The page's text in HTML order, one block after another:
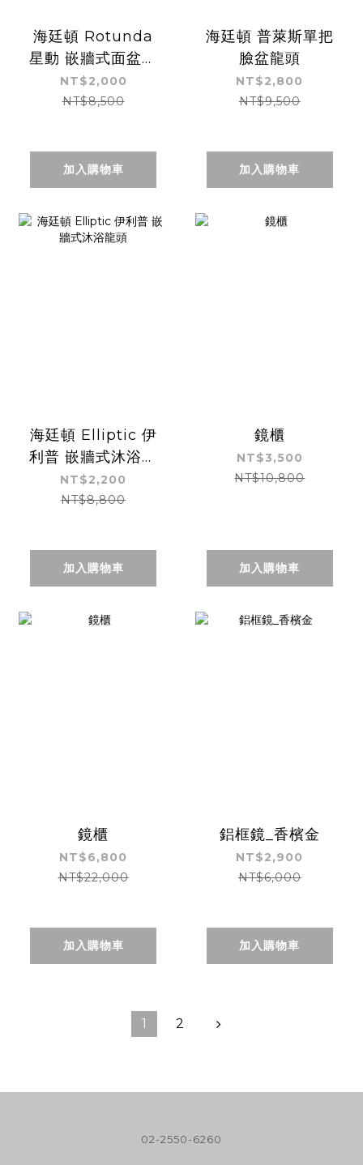
海廷頓 Rotunda
星動 嵌牆式面盆龍
頭
NT$2,000
NT$8,500
加入購物車
海廷頓 普萊斯單把
臉盆龍頭
NT$2,800
NT$9,500
加入購物車
海廷頓 Elliptic 伊
利普 嵌牆式沐浴龍
頭
NT$2,200
NT$8,800
加入購物車
鏡櫃
NT$3,500
NT$10,800
加入購物車
鏡櫃
NT$6,800
NT$22,000
加入購物車
鋁框鏡_香檳金
NT$2,900
NT$6,000
加入購物車
1 2
02-2550-6260